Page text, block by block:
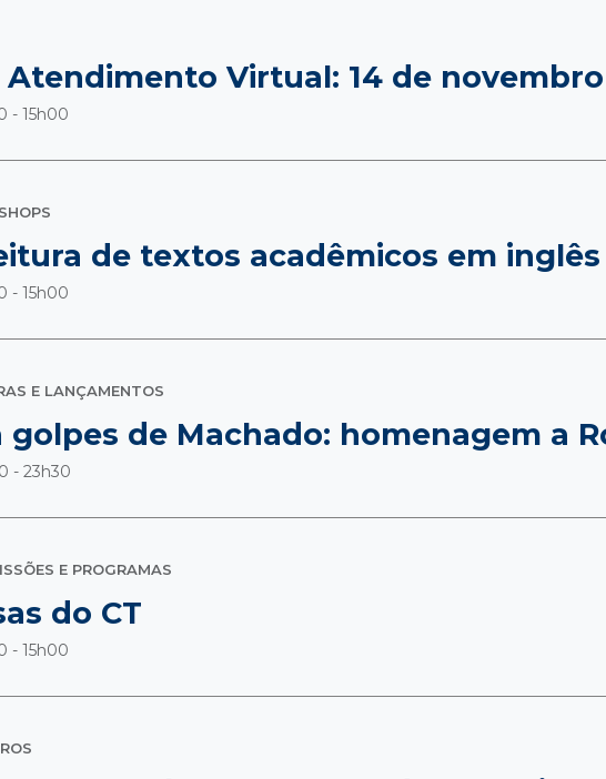
Atendimento Virtual: 14 de novembro
- 15h00
de textos acadêmicos em inglês
- 15h00
E LANÇAMENTOS
golpes de Machado: homenagem a
- 23h30
E PROGRAMAS
do CT
- 15h00